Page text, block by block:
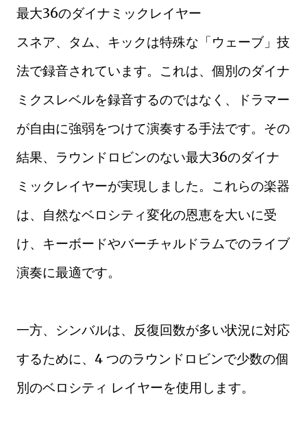
最大36のダイナミックレイヤー
スネア、タム、キックは特殊な「ウェーブ」技
法で録音されています。これは、個別のダイナ
ミクスレベルを録音するのではなく、ドラマー
が自由に強弱をつけて演奏する手法です。その
結果、ラウンドロビンのない最大36のダイナ
ミックレイヤーが実現しました。これらの楽器
は、自然なベロシティ変化の恩恵を大いに受
け、キーボードやバーチャルドラムでのライブ
演奏に最適です。
一方、シンバルは、反復回数が多い状況に対応
するために、4 つのラウンドロビンで少数の個
別のベロシティ レイヤーを使用します。